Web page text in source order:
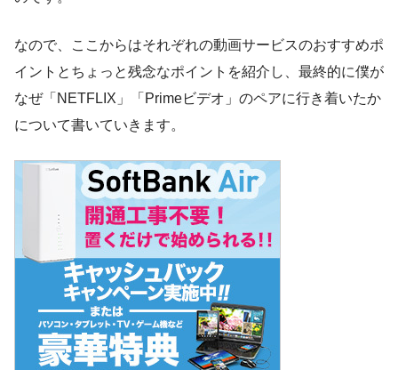
なので、ここからはそれぞれの動画サービスのおすすめポ
イントとちょっと残念なポイントを紹介し、最終的に僕が
なぜ「NETFLIX」「Primeビデオ」のペアに行き着いたか
について書いていきます。